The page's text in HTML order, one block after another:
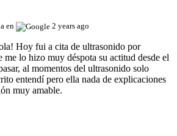
en 2 years ago
Hoy fui a cita de ultrasonido por
me lo hizo muy déspota su actitud desde el
al momentos del ultrasonido solo
entendí pero ella nada de explicaciones
muy amable.